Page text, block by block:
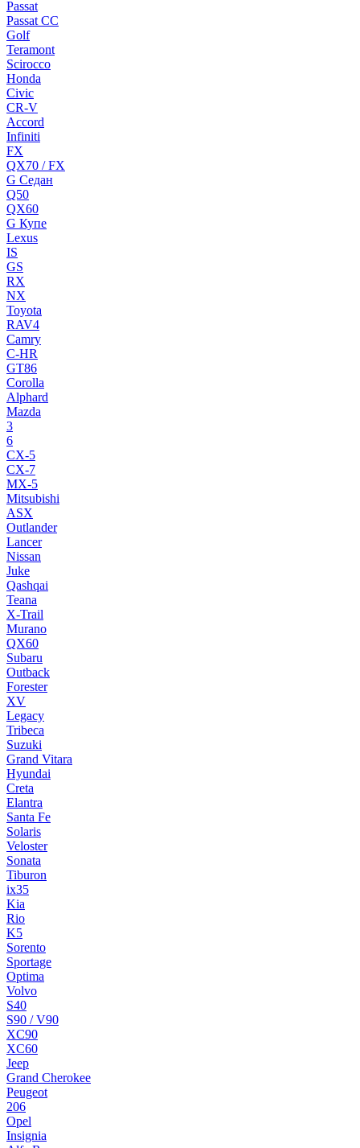
Passat
Passat CC
Golf
Teramont
Scirocco
Honda
Civic
CR-V
Accord
Infiniti
FX
QX70 / FX
G Cедан
Q50
QX60
G Купе
Lexus
IS
GS
RX
NX
Toyota
RAV4
Camry
C-HR
GT86
Corolla
Alphard
Mazda
3
6
CX-5
CX-7
MX-5
Mitsubishi
ASX
Outlander
Lancer
Nissan
Juke
Qashqai
Teana
X-Trail
Murano
QX60
Subaru
Outback
Forester
XV
Legacy
Tribeca
Suzuki
Grand Vitara
Hyundai
Creta
Elantra
Santa Fe
Solaris
Veloster
Sonata
Tiburon
ix35
Kia
Rio
K5
Sorento
Sportage
Optima
Volvo
S40
S90 / V90
XC90
XC60
Jeep
Grand Cherokee
Peugeot
206
Opel
Insignia